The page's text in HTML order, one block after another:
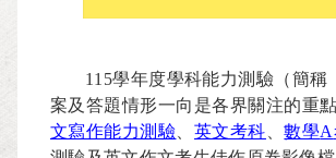
115學年度學科能力測驗（簡稱
案及答題情形一向是各界關注的重
文寫作能力測驗
英文考科 、數學A